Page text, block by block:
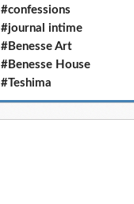
#confessions
#journal intime
#Benesse Art
#Benesse House
#Teshima